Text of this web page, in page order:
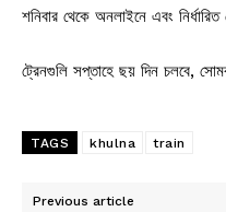
শনিবার থেকে অনলাইনে এবং নির্ধারিত
ট্রেনগুলি সপ্তাহে ছয় দিন চলবে,
TAGS khulna train
Previous article